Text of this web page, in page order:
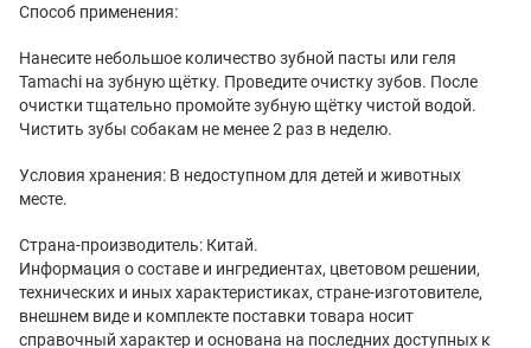
Способ применения:
Нанесите небольшое количество зубной пасты или геля
Tamachi на зубную щётку. Проведите очистку зубов. После
очистки тщательно промойте зубную щётку чистой водой.
Чистить зубы собакам не менее 2 раз в неделю.
Условия хранения: В недоступном для детей и животных
месте.
Страна-производитель: Китай.
Информация о составе и ингредиентах, цветовом решении,
технических и иных характеристиках, стране-изготовителе,
внешнем виде и комплекте поставки товара носит
справочный характер и основана на последних доступных к